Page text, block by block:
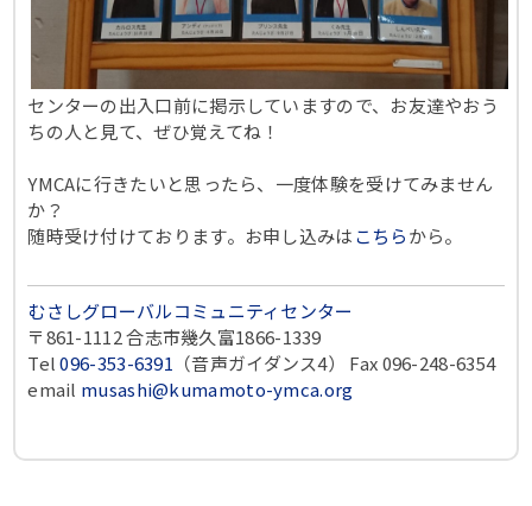
センターの出入口前に掲示していますので、お友達やおう
ちの人と見て、ぜひ覚えてね！
YMCAに行きたいと思ったら、一度体験を受けてみません
か？
随時受け付けております。お申し込みはこちらから。
むさしグローバルコミュニティセンター
〒861-1112 合志市幾久富1866-1339
Tel096-353-6391 （音声ガイダンス4） Fax 096-248-6354
email musashi@kumamoto-ymca.org